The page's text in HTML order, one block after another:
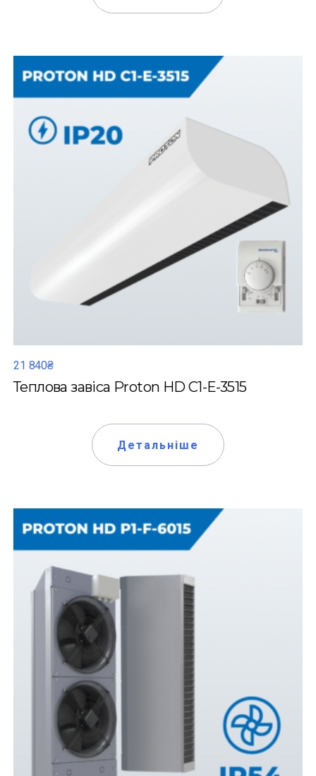
21 840₴
Теплова завіса Proton HD C1-Е-3515
Детальніше